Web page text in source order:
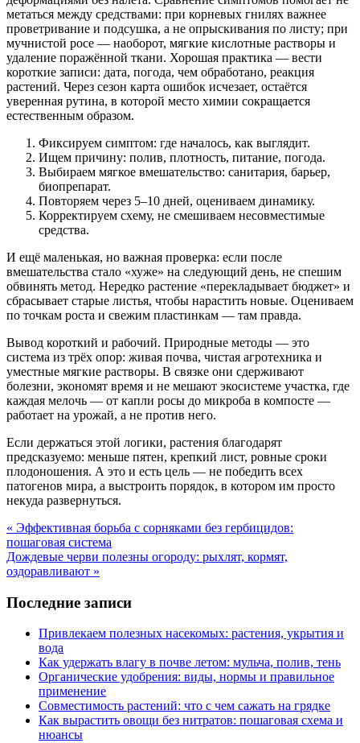
метаться между средствами: при корневых гнилях важнее
проветривание и подсушка, а не опрыскивания по листу; при
мучнистой росе — наоборот, мягкие кислотные растворы и
удаление поражённой ткани. Хорошая практика — вести
короткие записи: дата, погода, чем обработано, реакция
растений. Через сезон карта ошибок исчезает, остаётся
уверенная рутина, в которой место химии сокращается
естественным образом.
Фиксируем симптом: где началось, как выглядит.
Ищем причину: полив, плотность, питание, погода.
Выбираем мягкое вмешательство: санитария, барьер,
биопрепарат.
Повторяем через 5–10 дней, оцениваем динамику.
Корректируем схему, не смешиваем несовместимые
средства.
И ещё маленькая, но важная проверка: если после
вмешательства стало «хуже» на следующий день, не спешим
обвинять метод. Нередко растение «перекладывает бюджет» и
сбрасывает старые листья, чтобы нарастить новые. Оцениваем
по точкам роста и свежим пластинкам — там правда.
Вывод короткий и рабочий. Природные методы — это
система из трёх опор: живая почва, чистая агротехника и
уместные мягкие растворы. В связке они сдерживают
болезни, экономят время и не мешают экосистеме участка, где
каждая мелочь — от капли росы до микроба в компосте —
работает на урожай, а не против него.
Если держаться этой логики, растения благодарят
предсказуемо: меньше пятен, крепкий лист, ровные сроки
плодоношения. А это и есть цель — не победить всех
патогенов мира, а выстроить порядок, в котором им просто
некуда развернуться.
« Эффективная борьба с сорняками без гербицидов:
пошаговая система
Дождевые черви полезны огороду: рыхлят, кормят,
оздоравливают »
Последние записи
Привлекаем полезных насекомых: растения, укрытия и
вода
Как удержать влагу в почве летом: мульча, полив, тень
Органические удобрения: виды, нормы и правильное
применение
Совместимость растений: что с чем сажать на грядке
Как вырастить овощи без нитратов: пошаговая схема и
нюансы